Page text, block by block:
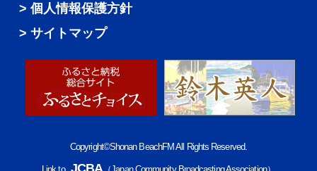
個人情報保護方針
サイトマップ
Copyright©Shonan BeachFM All Rights Reserved.